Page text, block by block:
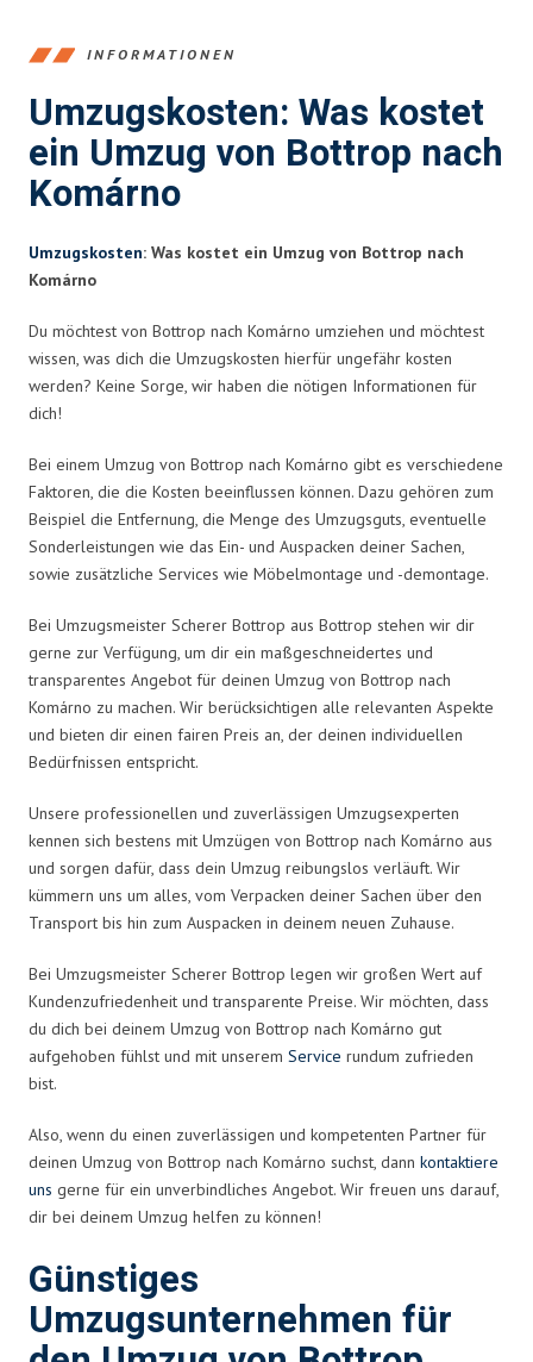
INFORMATIONEN
Umzugskosten: Was kostet
ein Umzug von Bottrop nach
Komárno
Umzugskosten: Was kostet ein Umzug von Bottrop nach
Komárno
Du möchtest von Bottrop nach Komárno umziehen und möchtest
wissen, was dich die Umzugskosten hierfür ungefähr kosten
werden? Keine Sorge, wir haben die nötigen Informationen für
dich!
Bei einem Umzug von Bottrop nach Komárno gibt es verschiedene
Faktoren, die die Kosten beeinflussen können. Dazu gehören zum
Beispiel die Entfernung, die Menge des Umzugsguts, eventuelle
Sonderleistungen wie das Ein- und Auspacken deiner Sachen,
sowie zusätzliche Services wie Möbelmontage und -demontage.
Bei Umzugsmeister Scherer Bottrop aus Bottrop stehen wir dir
gerne zur Verfügung, um dir ein maßgeschneidertes und
transparentes Angebot für deinen Umzug von Bottrop nach
Komárno zu machen. Wir berücksichtigen alle relevanten Aspekte
und bieten dir einen fairen Preis an, der deinen individuellen
Bedürfnissen entspricht.
Unsere professionellen und zuverlässigen Umzugsexperten
kennen sich bestens mit Umzügen von Bottrop nach Komárno aus
und sorgen dafür, dass dein Umzug reibungslos verläuft. Wir
kümmern uns um alles, vom Verpacken deiner Sachen über den
Transport bis hin zum Auspacken in deinem neuen Zuhause.
Bei Umzugsmeister Scherer Bottrop legen wir großen Wert auf
Kundenzufriedenheit und transparente Preise. Wir möchten, dass
du dich bei deinem Umzug von Bottrop nach Komárno gut
aufgehoben fühlst und mit unserem Service rundum zufrieden
bist.
Also, wenn du einen zuverlässigen und kompetenten Partner für
deinen Umzug von Bottrop nach Komárno suchst, dann kontaktiere
uns gerne für ein unverbindliches Angebot. Wir freuen uns darauf,
dir bei deinem Umzug helfen zu können!
Günstiges
Umzugsunternehmen für